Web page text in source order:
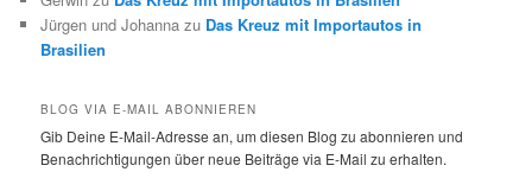
Jürgen und Johanna zu Das Kreuz mit Importautos in
Brasilien
BLOG VIA E-MAIL ABONNIEREN
Gib Deine E-Mail-Adresse an, um diesen Blog zu abonnieren und
Benachrichtigungen über neue Beiträge via E-Mail zu erhalten.